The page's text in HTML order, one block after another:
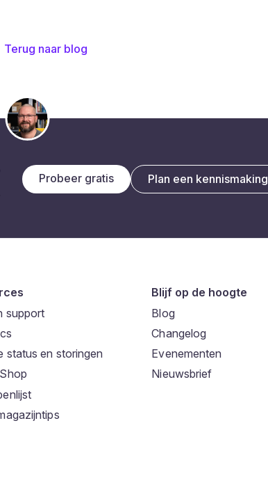
Terug naar blog
Probeer gratis Plan een kennismaking
support
status en storingen
Blijf op de hoogte
Blog
Changelog
Evenementen
Nieuwsbrief